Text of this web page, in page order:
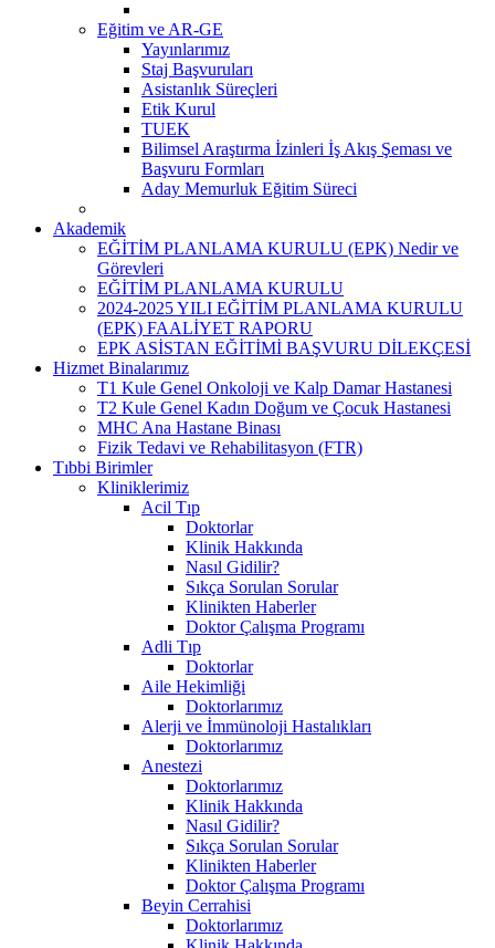
Eğitim ve AR-GE
Yayınlarımız
Staj Başvuruları
Asistanlık Süreçleri
Etik Kurul
TUEK
Bilimsel Araştırma İzinleri İş Akış Şeması ve
Başvuru Formları
Aday Memurluk Eğitim Süreci
Akademik
EĞİTİM PLANLAMA KURULU (EPK) Nedir ve
Görevleri
EĞİTİM PLANLAMA KURULU
2024-2025 YILI EĞİTİM PLANLAMA KURULU
(EPK) FAALİYET RAPORU
EPK ASİSTAN EĞİTİMİ BAŞVURU DİLEKÇESİ
Hizmet Binalarımız
T1 Kule Genel Onkoloji ve Kalp Damar Hastanesi
T2 Kule Genel Kadın Doğum ve Çocuk Hastanesi
MHC Ana Hastane Binası
Fizik Tedavi ve Rehabilitasyon (FTR)
Tıbbi Birimler
Kliniklerimiz
Acil Tıp
Doktorlar
Klinik Hakkında
Nasıl Gidilir?
Sıkça Sorulan Sorular
Klinikten Haberler
Doktor Çalışma Programı
Adli Tıp
Doktorlar
Aile Hekimliği
Doktorlarımız
Alerji ve İmmünoloji Hastalıkları
Doktorlarımız
Anestezi
Doktorlarımız
Klinik Hakkında
Nasıl Gidilir?
Sıkça Sorulan Sorular
Klinikten Haberler
Doktor Çalışma Programı
Beyin Cerrahisi
Doktorlarımız